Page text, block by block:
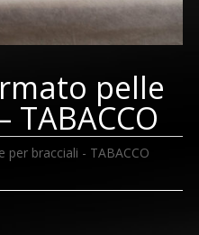
pelle
per bracciali - TABACCO